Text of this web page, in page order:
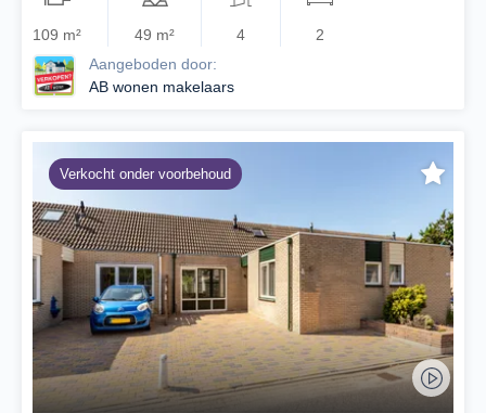
109 m² 49 m² 4
2
Aangeboden door:
AB wonen makelaars
Verkocht onder voorbehoud